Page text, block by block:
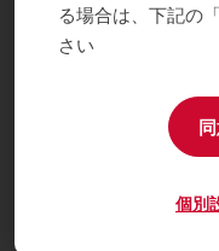
る場合は、下記の
さい
個別